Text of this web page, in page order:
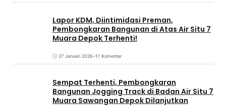
Lapor KDM, Diintimidasi Preman,
Pembongkaran Bangunan di Atas Air Situ 7
Muara Depok Terhenti!
27 Januari 2026•17 Komentar
Sempat Terhenti, Pembongkaran
Bangunan Jogging Track di Badan Air Situ 7
Muara Sawangan Depok Dilanjutkan